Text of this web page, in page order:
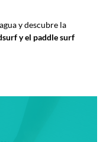
y descubre la
y el paddle surf